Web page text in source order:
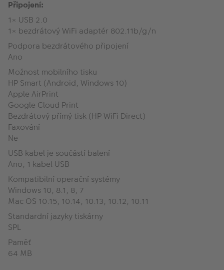
Připojení:
1× USB 2.0
1× bezdrátový WiFi adaptér 802.11b/g/n
Podpora bezdrátového připojení
Ano
Možnost mobilního tisku
HP Smart (Android, Windows 10)
Apple AirPrint
Google Cloud Print
Bezdrátový přímý tisk (HP WiFi Direct)
Faxování
Ne
USB kabel je součástí balení
Ano, 1 kabel USB
Kompatibilní operační systémy
Windows 10, 8.1, 8, 7
Mac OS 10.15, 10.14, 10.13, 10.12, 10.11
Standardní jazyky tiskárny
SPL
Paměť
64 MB